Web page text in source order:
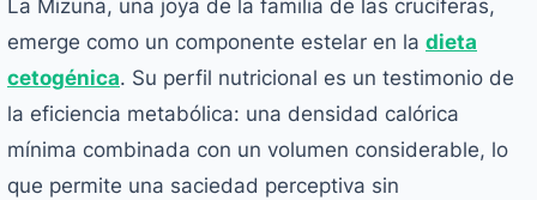
La Mizuna, una joya de la familia de las crucíferas,
emerge como un componente estelar en la dieta
cetogénica. Su perfil nutricional es un testimonio de
la eficiencia metabólica: una densidad calórica
mínima combinada con un volumen considerable, lo
que permite una saciedad perceptiva sin